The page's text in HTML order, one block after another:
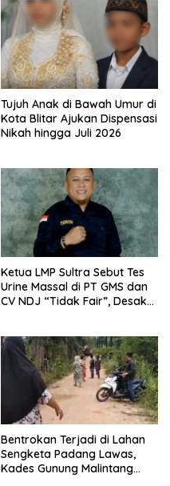
Tujuh Anak di Bawah Umur di
Kota Blitar Ajukan Dispensasi
Nikah hingga Juli 2026
Ketua LMP Sultra Sebut Tes
Urine Massal di PT GMS dan
CV NDJ “Tidak Fair”, Desak
Bentrokan Terjadi di Lahan
Sengketa Padang Lawas,
Kades Gunung Malintang